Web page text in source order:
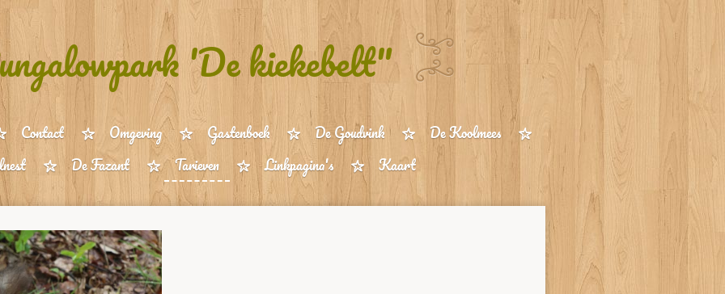
'De kiekebelt"
Contact Omgeving Gastenboek De Goudvink
De Koolmees
De Fazant Tarieven Linkpagina's Kaart